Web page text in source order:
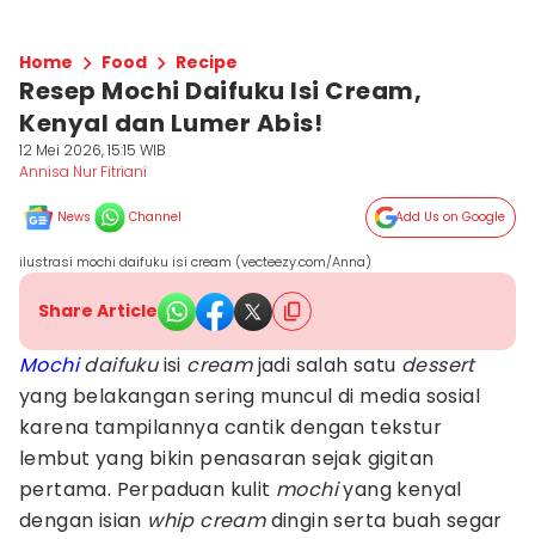
Home Food Recipe
Resep Mochi Daifuku Isi Cream,
Kenyal dan Lumer Abis!
12 Mei 2026, 15:15 WIB
Annisa Nur Fitriani
News Channel Add Us on Google
ilustrasi mochi daifuku isi cream (vecteezy.com/Anna)
Share Article
Mochidaifukuisi creamjadi salah satu dessert
yang belakangan sering muncul di media sosial
karena tampilannya cantik dengan tekstur
lembut yang bikin penasaran sejak gigitan
pertama. Perpaduan kulit mochiyang kenyal
dengan isian whip creamdingin serta buah segar